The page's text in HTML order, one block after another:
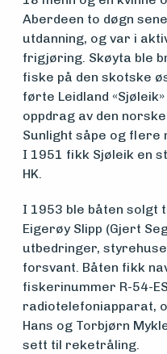
Vern,
vedlikehold
og drift
Om
foreningen
Aktuelt
Arrangementer
Aberdeen to døgn
utdanning, og var i
frigjøring. Skøyta ble
fiske på den skotske
førte Leidland
oppdrag av den
Sunlight såpe og flere
I 1951 fikk Sjøleik en
HK.
I 1953 ble båten solgt
Eigerøy Slipp (Gjert
utbedringer,
forsvant. Båten fikk
fiskerinummer R-54-
radiotelefoniapparat,
Hans og Torbjørn
sett til reketråling.